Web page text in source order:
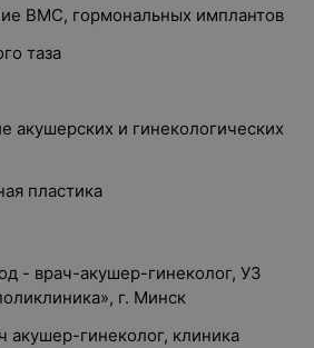
ВМС, гормональных имплантов
таза
акушерских и гинекологических
пластика
- врач-акушер-гинеколог, УЗ
г. Минск
акушер-гинеколог, клиника